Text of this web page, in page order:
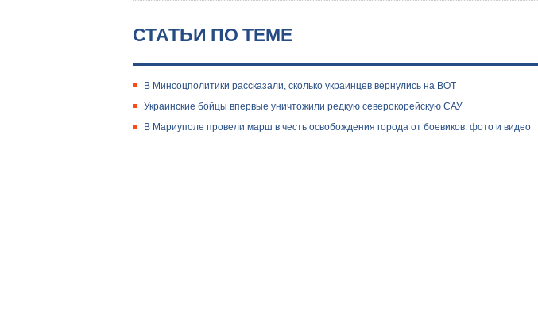
СТАТЬИ ПО ТЕМЕ
В Минсоцполитики рассказали, сколько украинцев вернулись на ВОТ
Украинские бойцы впервые уничтожили редкую северокорейскую САУ
В Мариуполе провели марш в честь освобождения города от боевиков: фото и видео